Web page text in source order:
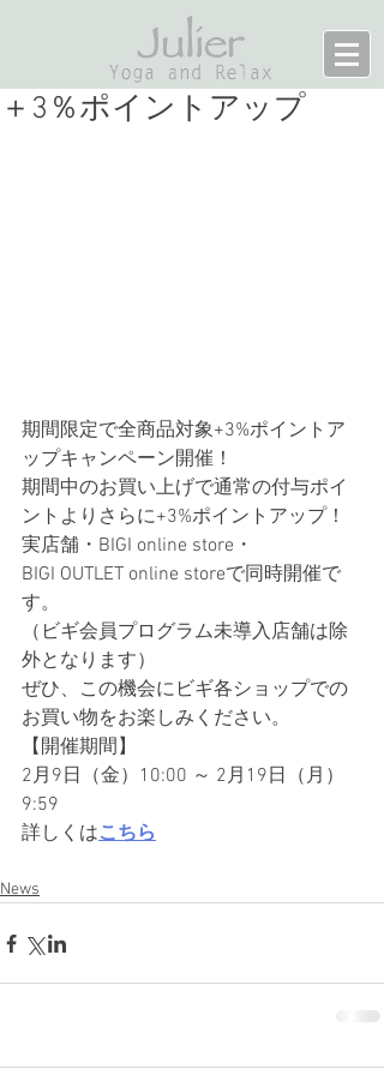
＋3％ポイントアップ
期間限定で全商品対象+3%ポイントア
ップキャンペーン開催！
期間中のお買い上げで通常の付与ポイ
ントよりさらに+3%ポイントアップ！
実店舗・BIGI online store・
BIGI OUTLET online storeで同時開催で
す。
（ビギ会員プログラム未導入店舗は除
外となります）
ぜひ、この機会にビギ各ショップでの
お買い物をお楽しみください。
【開催期間】
2月9日（金）10:00 ～ 2月19日（月）
9:59
詳しくはこちら
News